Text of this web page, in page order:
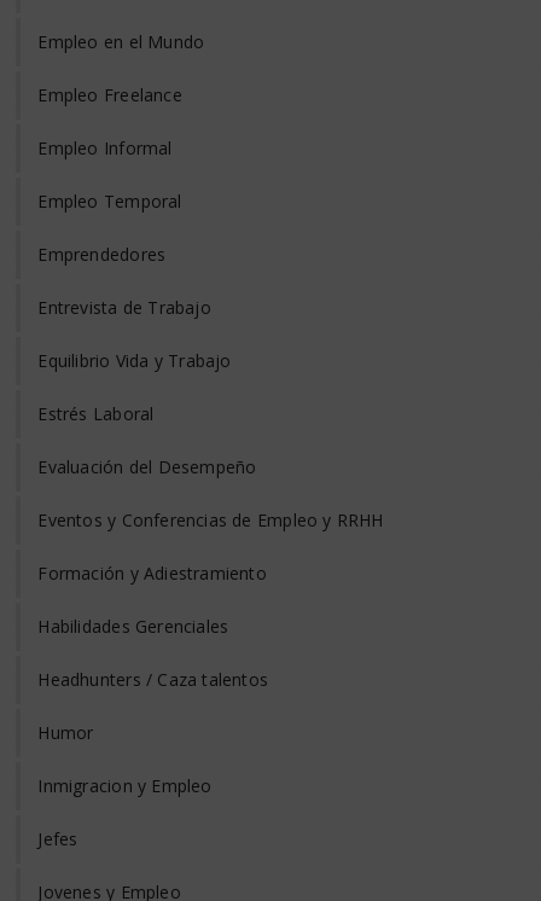
Empleo en el Mundo
Empleo Freelance
Empleo Informal
Empleo Temporal
Emprendedores
Entrevista de Trabajo
Equilibrio Vida y Trabajo
Estrés Laboral
Evaluación del Desempeño
Eventos y Conferencias de Empleo y RRHH
Formación y Adiestramiento
Habilidades Gerenciales
Headhunters / Caza talentos
Humor
Inmigracion y Empleo
Jefes
Jovenes y Empleo